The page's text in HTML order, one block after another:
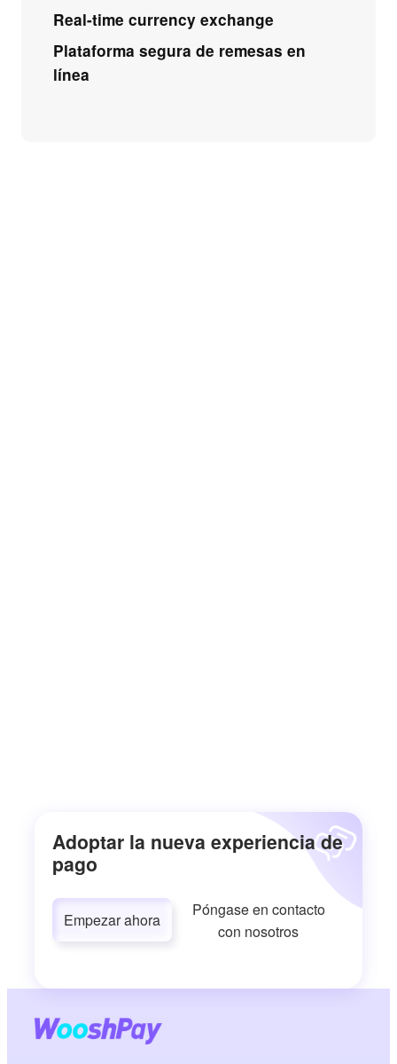
Real-time currency exchange
Plataforma segura de remesas en
línea
Adoptar la nueva experiencia de
pago
Empezar ahora
Póngase en contacto
con nosotros